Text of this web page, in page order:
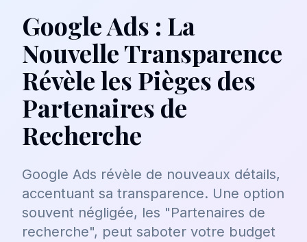
Google Ads : La
Nouvelle Transparence
Révèle les Pièges des
Partenaires de
Recherche
Google Ads révèle de nouveaux détails,
accentuant sa transparence. Une option
souvent négligée, les "Partenaires de
recherche", peut saboter votre budget